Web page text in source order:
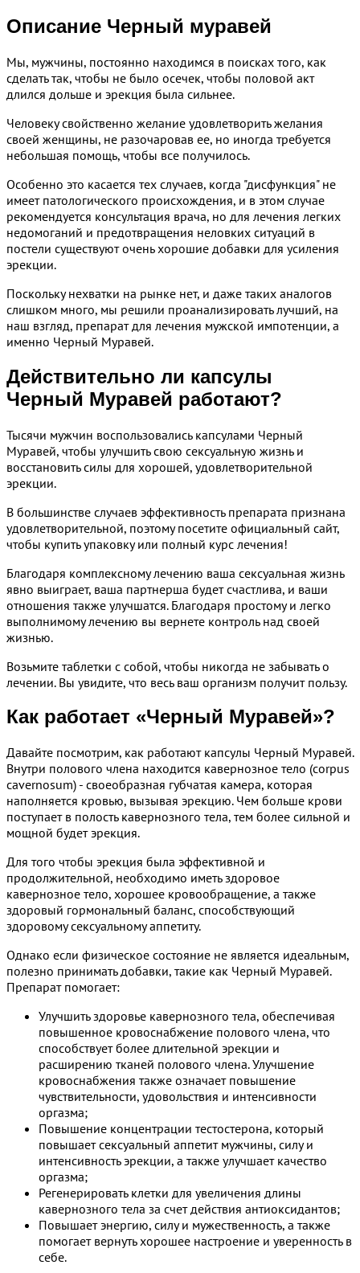
Описание Черный муравей
Мы, мужчины, постоянно находимся в поисках того, как
сделать так, чтобы не было осечек, чтобы половой акт
длился дольше и эрекция была сильнее.
Человеку свойственно желание удовлетворить желания
своей женщины, не разочаровав ее, но иногда требуется
небольшая помощь, чтобы все получилось.
Особенно это касается тех случаев, когда "дисфункция" не
имеет патологического происхождения, и в этом случае
рекомендуется консультация врача, но для лечения легких
недомоганий и предотвращения неловких ситуаций в
постели существуют очень хорошие добавки для усиления
эрекции.
Поскольку нехватки на рынке нет, и даже таких аналогов
слишком много, мы решили проанализировать лучший, на
наш взгляд, препарат для лечения мужской импотенции, а
именно Черный Муравей.
Действительно ли капсулы
Черный Муравей работают?
Тысячи мужчин воспользовались капсулами Черный
Муравей, чтобы улучшить свою сексуальную жизнь и
восстановить силы для хорошей, удовлетворительной
эрекции.
В большинстве случаев эффективность препарата признана
удовлетворительной, поэтому посетите официальный сайт,
чтобы купить упаковку или полный курс лечения!
Благодаря комплексному лечению ваша сексуальная жизнь
явно выиграет, ваша партнерша будет счастлива, и ваши
отношения также улучшатся. Благодаря простому и легко
выполнимому лечению вы вернете контроль над своей
жизнью.
Возьмите таблетки с собой, чтобы никогда не забывать о
лечении. Вы увидите, что весь ваш организм получит пользу.
Как работает «Черный Муравей»?
Давайте посмотрим, как работают капсулы Черный Муравей.
Внутри полового члена находится кавернозное тело (corpus
cavernosum) - своеобразная губчатая камера, которая
наполняется кровью, вызывая эрекцию. Чем больше крови
поступает в полость кавернозного тела, тем более сильной и
мощной будет эрекция.
Для того чтобы эрекция была эффективной и
продолжительной, необходимо иметь здоровое
кавернозное тело, хорошее кровообращение, а также
здоровый гормональный баланс, способствующий
здоровому сексуальному аппетиту.
Однако если физическое состояние не является идеальным,
полезно принимать добавки, такие как Черный Муравей.
Препарат помогает:
Улучшить здоровье кавернозного тела, обеспечивая
повышенное кровоснабжение полового члена, что
способствует более длительной эрекции и
расширению тканей полового члена. Улучшение
кровоснабжения также означает повышение
чувствительности, удовольствия и интенсивности
оргазма;
Повышение концентрации тестостерона, который
повышает сексуальный аппетит мужчины, силу и
интенсивность эрекции, а также улучшает качество
оргазма;
Регенерировать клетки для увеличения длины
кавернозного тела за счет действия антиоксидантов;
Повышает энергию, силу и мужественность, а также
помогает вернуть хорошее настроение и уверенность в
себе.